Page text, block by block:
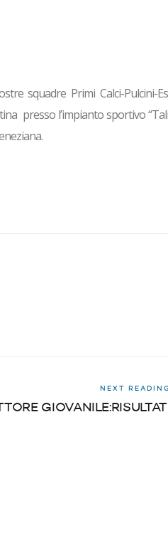
squadre Primi Calci-Pulcini-
presso l’impianto sportivo
NEXT